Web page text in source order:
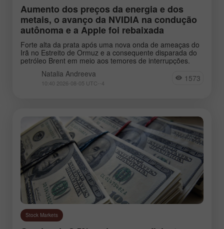
Novak Jakub Andreeva Natalia
Aumento dos preços da energia e dos
metais, o avanço da NVIDIA na condução
autônoma e a Apple foi rebaixada
Forte alta da prata após uma nova onda de ameaças do
Irã no Estreito de Ormuz e a consequente disparada do
petróleo Brent em meio aos temores de interrupções.
Natalia Andreeva
10:40 2026-08-05 UTC--4 1573
Stock Markets